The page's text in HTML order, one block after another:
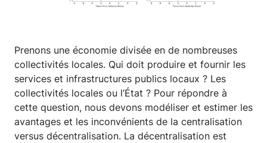
Prenons une économie divisée en de nombreuses
collectivités locales. Qui doit produire et fournir les
services et infrastructures publics locaux ? Les
collectivités locales ou l’État ? Pour répondre à
cette question, nous devons modéliser et estimer les
avantages et les inconvénients de la centralisation
versus décentralisation. La décentralisation est